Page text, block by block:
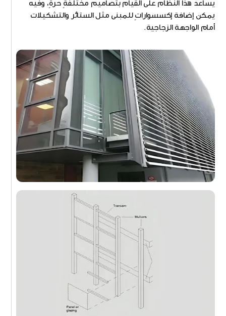
يساعد هذا النظام على القيام بتصاميم مختلفةٍ حرةٍ، وفيه
يمكن إضافة إكسسواراتٍ للمبنى مثل الستائر والتشكيلات
أمام الواجهة الزجاجية.